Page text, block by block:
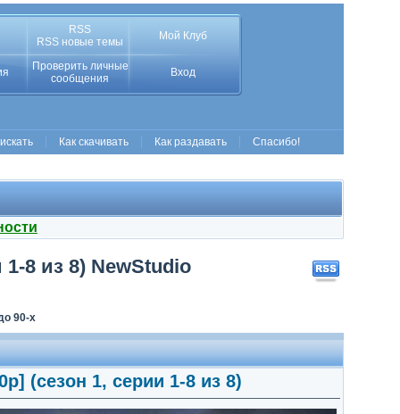
RSS
RSS новые темы
Мой Клуб
Проверить личные
сообщения
Вход
Как скачивать Как раздавать Спасибо!
8 из 8) NewStudio
90-х
(сезон 1, серии 1-8 из 8)